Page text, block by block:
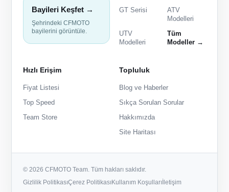
Bayileri Keşfet →
Şehrindeki CFMOTO
bayilerini görüntüle.
GT Serisi
ATV
Modelleri
UTV
Modelleri
Tüm
Modeller →
Hızlı Erişim
Fiyat Listesi
Top Speed
Team Store
Topluluk
Blog ve Haberler
Sıkça Sorulan Sorular
Hakkımızda
Site Haritası
© 2026 CFMOTO Team. Tüm hakları saklıdır.
Gizlilik PolitikasıÇerez PolitikasıKullanım Koşulları İletişim